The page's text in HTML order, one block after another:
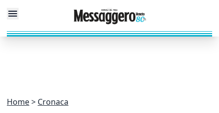
Home Cronaca